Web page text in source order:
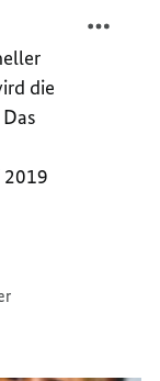
die
2019